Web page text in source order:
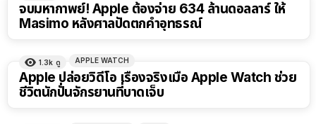
จบมหากาพย์! Apple ต้องจ่าย 634 ล้านดอลลาร์ ให้
Masimo หลังศาลปัดตกคำอุทธรณ์
1.3k ดู APPLE WATCH
Apple ปล่อยวิดีโอ เรื่องจริงเมื่อ Apple Watch ช่วย
ชีวิตนักปั่นจักรยานที่บาดเจ็บ